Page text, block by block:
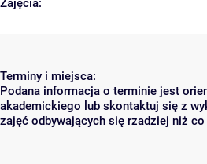
Zajęcia:
Terminy i miejsca:
Podana informacja o terminie jest
akademickiego lub skontaktuj się z
zajęć odbywających się rzadziej niż co